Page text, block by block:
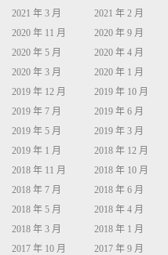
2021 年 3 月
2021 年 2 月
2020 年 11 月
2020 年 9 月
2020 年 5 月
2020 年 4 月
2020 年 3 月
2020 年 1 月
2019 年 12 月
2019 年 10 月
2019 年 7 月
2019 年 6 月
2019 年 5 月
2019 年 3 月
2019 年 1 月
2018 年 12 月
2018 年 11 月
2018 年 10 月
2018 年 7 月
2018 年 6 月
2018 年 5 月
2018 年 4 月
2018 年 3 月
2018 年 1 月
2017 年 10 月
2017 年 9 月